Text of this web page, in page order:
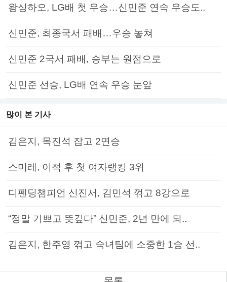
왕싱하오, LG배 첫 우승…신민준 연속 우승도..
신민준, 최종국서 패배…우승 놓쳐
신민준 2국서 패배, 승부는 원점으로
신민준 선승, LG배 연속 우승 눈앞
많이 본 기사
김은지, 목진석 잡고 2연승
스미레, 이적 후 첫 여자랭킹 3위
디펜딩챔피언 신진서, 김민석 꺾고 8강으로
“정말 기쁘고 뜻깊다” 신민준, 2년 만에 되..
김은지, 한주영 꺾고 숙녀팀에 소중한 1승 선..